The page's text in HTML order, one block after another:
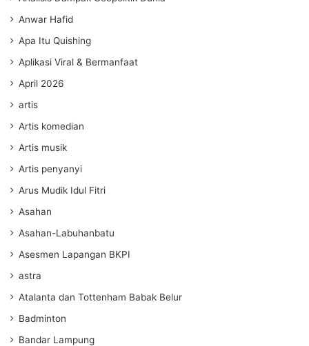
Anwar Hafid
Apa Itu Quishing
Aplikasi Viral & Bermanfaat
April 2026
artis
Artis komedian
Artis musik
Artis penyanyi
Arus Mudik Idul Fitri
Asahan
Asahan-Labuhanbatu
Asesmen Lapangan BKPI
astra
Atalanta dan Tottenham Babak Belur
Badminton
Bandar Lampung